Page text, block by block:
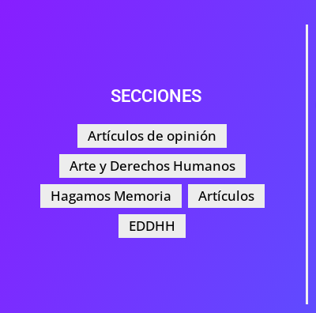
SECCIONES
Artículos de opinión
Arte y Derechos Humanos
Hagamos Memoria
Artículos
EDDHH